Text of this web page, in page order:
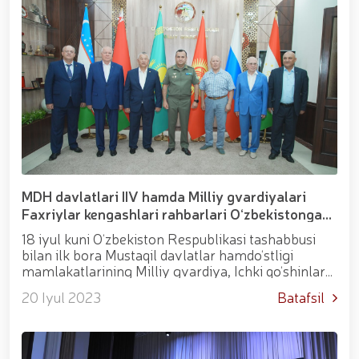
ishlab chiqish yuzasidan tajriba almashish borasida
muzokaralar oʻtkazdilar.
MDH davlatlari IIV hamda Milliy gvardiyalari
Faxriylar kengashlari rahbarlari O‘zbekistonga
tashrif buyurdi
18 iyul kuni O‘zbekiston Respublikasi tashabbusi
bilan ilk bora Mustaqil davlatlar hamdo‘stligi
mamlakatlarining Milliy gvardiya, Ichki qo‘shinlar
kengashlari raislari uchrashuvi bo‘lib o‘tdi.
leytenant P. Rovenskiy (Rossiya Federatsiyasi),
isteʼfodagi general-mayor A. Alimxo‘jayev
20 Iyul 2023 Batafsil